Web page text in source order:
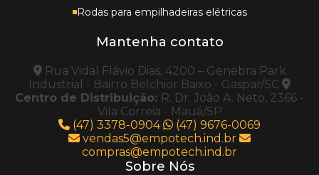
Rodas para empilhadeiras elétricas
Mantenha contato
Rua Vidal Flávio Dias, 4200 – Genebra Park
Industrial - Bairro Belchior Baixo - Gaspar/SC
Centro de Distribuição: R. Dr. João A. Neto, 2366 -
Vila Correia - Mauá/SP
(47) 3378-0904
(47) 9676-0069
vendas5@empotech.ind.br
compras@empotech.ind.br
Sobre Nós